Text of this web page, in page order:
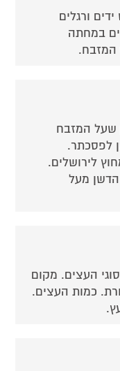
ורגלים
במחתה
המזבח.
שעל המזבח
לפסכתר.
לירושלים.
מעל
העצים. מקום
כמות העצים.